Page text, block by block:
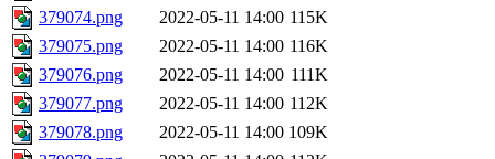
379074.png
2022-05-11 14:00 115K
379075.png
2022-05-11 14:00 116K
379076.png
2022-05-11 14:00 111K
379077.png
2022-05-11 14:00 112K
379078.png
2022-05-11 14:00 109K